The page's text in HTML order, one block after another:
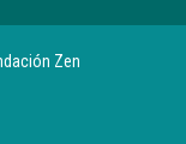
Zen